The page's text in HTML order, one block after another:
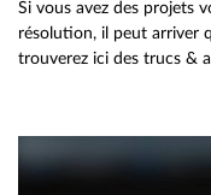
Si vous avez des projets
résolution, il peut arriver
trouverez ici des trucs &